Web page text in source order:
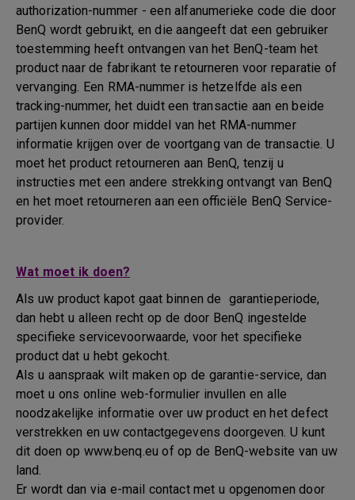
authorization-nummer - een alfanumerieke code die door
BenQ wordt gebruikt, en die aangeeft dat een gebruiker
toestemming heeft ontvangen van het BenQ-team het
product naar de fabrikant te retourneren voor reparatie of
vervanging. Een RMA-nummer is hetzelfde als een
tracking-nummer, het duidt een transactie aan en beide
partijen kunnen door middel van het RMA-nummer
informatie krijgen over de voortgang van de transactie. U
moet het product retourneren aan BenQ, tenzij u
instructies met een andere strekking ontvangt van BenQ
en het moet retourneren aan een officiële BenQ Service-
provider.
Wat moet ik doen?
Als uw product kapot gaat binnen de garantieperiode,
dan hebt u alleen recht op de door BenQ ingestelde
specifieke servicevoorwaarde, voor het specifieke
product dat u hebt gekocht.
Als u aanspraak wilt maken op de garantie-service, dan
moet u ons online web-formulier invullen en alle
noodzakelijke informatie over uw product en het defect
verstrekken en uw contactgegevens doorgeven. U kunt
dit doen op www.benq.eu of op de BenQ-website van uw
land.
Er wordt dan via e-mail contact met u opgenomen door